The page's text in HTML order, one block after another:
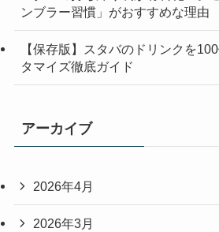
ンブラー習慣」がおすすめな理由
【保存版】スタバのドリンクを
タマイズ徹底ガイド
アーカイブ
2026年4月
2026年3月